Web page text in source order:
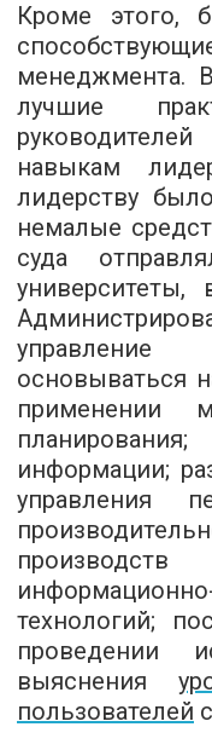
Кроме этого,
менеджмента.
лучшие
навыкам
лидерству
немалые
суда
основываться
применении
информации;
управления
технологий;
проведении
выяснения
пользователей